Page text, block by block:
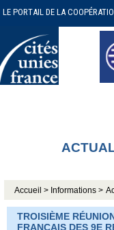
LE PORTAIL DE LA
Accueil > Informations >
TROISIÈME
FRANÇAIS DES 9E